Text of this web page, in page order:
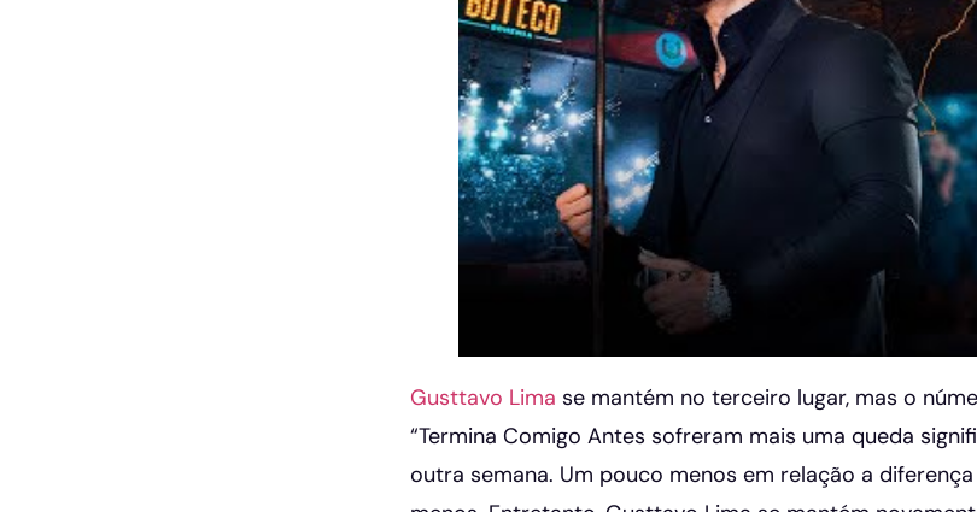
Gusttavo Lima se mantém no terceiro lugar, mas o
“Termina Comigo Antes sofreram mais uma queda
outra semana. Um pouco menos em relação a